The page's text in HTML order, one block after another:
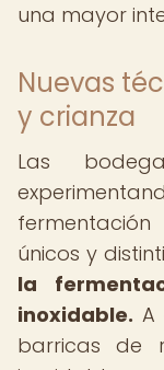
una mayor
Nuevas
y crianza
Las
únicos y
la
inoxidable. A
barricas de